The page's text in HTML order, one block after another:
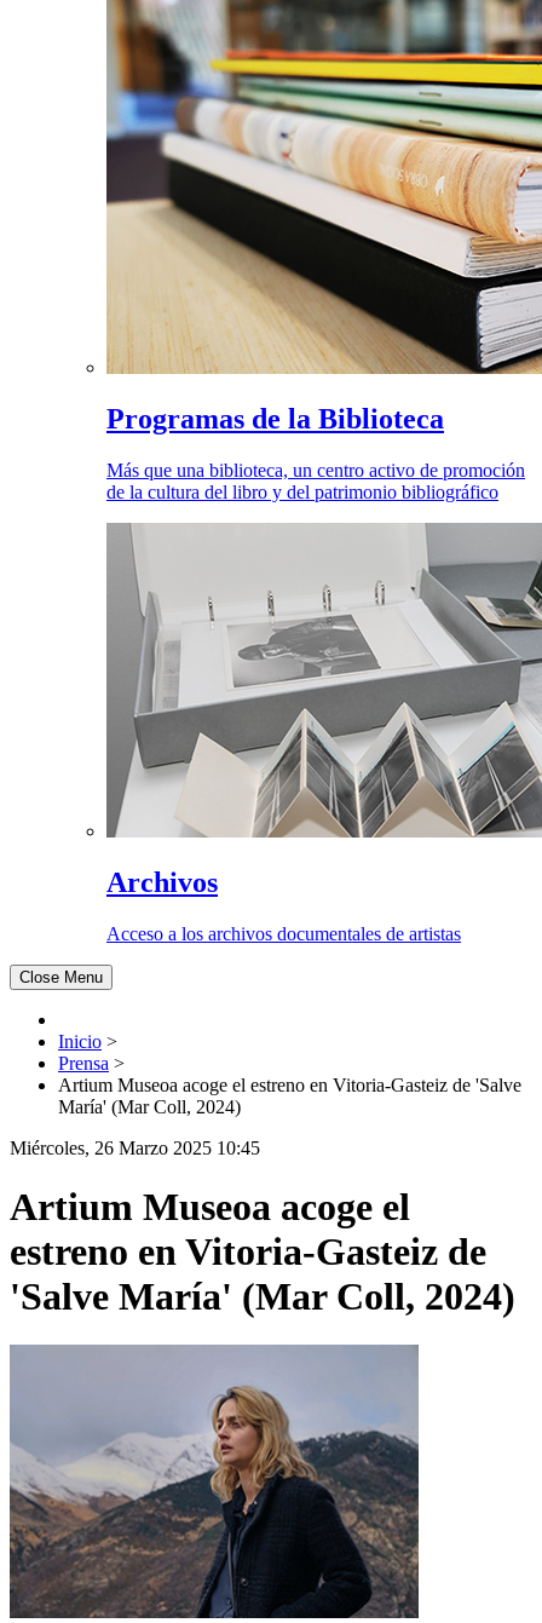
Programas de la Biblioteca
Más que una biblioteca, un centro activo de promoción
de la cultura del libro y del patrimonio bibliográfico
Archivos
Acceso a los archivos documentales de artistas
Close Menu
Inicio >
Prensa >
Artium Museoa acoge el estreno en Vitoria-Gasteiz de 'Salve
María' (Mar Coll, 2024)
Miércoles, 26 Marzo 2025 10:45
Artium Museoa acoge el
estreno en Vitoria-Gasteiz de
'Salve María' (Mar Coll, 2024)